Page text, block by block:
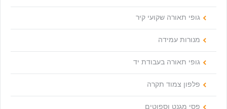
גופי תאורה שקועי קיר
מנורות עמידה
גופי תאורה בעבודת יד
פלפון צמוד תקרה
פסי מגנט וספוטים